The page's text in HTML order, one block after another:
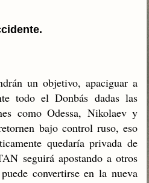
un objetivo, apaciguar a
todo el Donbás dadas las
como Odessa, Nikolaev y
bajo control ruso, eso
quedaría privada de
seguirá apostando a otros
convertirse en la nueva